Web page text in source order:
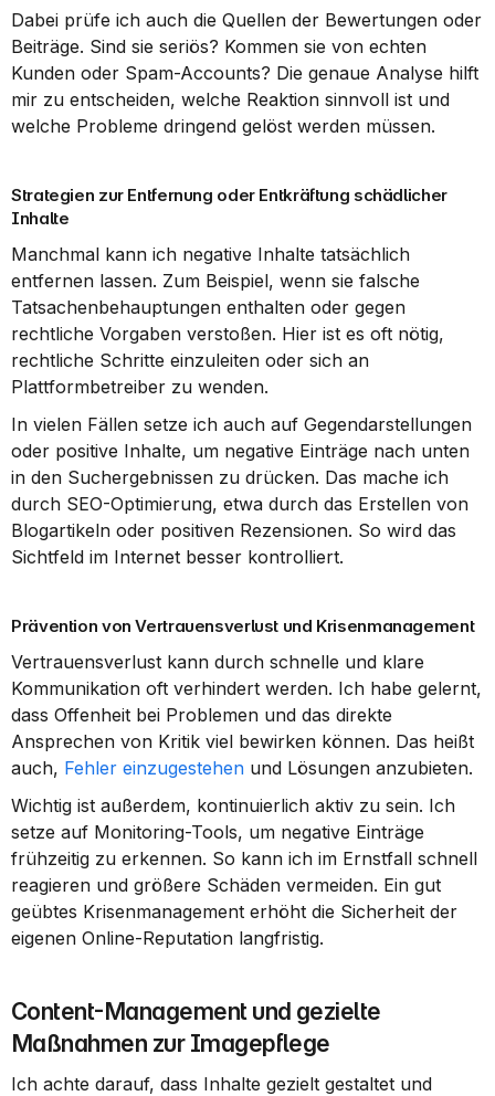
Dabei prüfe ich auch die Quellen der Bewertungen oder
Beiträge. Sind sie seriös? Kommen sie von echten
Kunden oder Spam-Accounts? Die genaue Analyse hilft
mir zu entscheiden, welche Reaktion sinnvoll ist und
welche Probleme dringend gelöst werden müssen.
Strategien zur Entfernung oder Entkräftung schädlicher
Inhalte
Manchmal kann ich negative Inhalte tatsächlich
entfernen lassen. Zum Beispiel, wenn sie falsche
Tatsachenbehauptungen enthalten oder gegen
rechtliche Vorgaben verstoßen. Hier ist es oft nötig,
rechtliche Schritte einzuleiten oder sich an
Plattformbetreiber zu wenden.
In vielen Fällen setze ich auch auf Gegendarstellungen
oder positive Inhalte, um negative Einträge nach unten
in den Suchergebnissen zu drücken. Das mache ich
durch SEO-Optimierung, etwa durch das Erstellen von
Blogartikeln oder positiven Rezensionen. So wird das
Sichtfeld im Internet besser kontrolliert.
Prävention von Vertrauensverlust und Krisenmanagement
Vertrauensverlust kann durch schnelle und klare
Kommunikation oft verhindert werden. Ich habe gelernt,
dass Offenheit bei Problemen und das direkte
Ansprechen von Kritik viel bewirken können. Das heißt
auch, Fehler einzugestehen und Lösungen anzubieten.
Wichtig ist außerdem, kontinuierlich aktiv zu sein. Ich
setze auf Monitoring-Tools, um negative Einträge
frühzeitig zu erkennen. So kann ich im Ernstfall schnell
reagieren und größere Schäden vermeiden. Ein gut
geübtes Krisenmanagement erhöht die Sicherheit der
eigenen Online-Reputation langfristig.
Content-Management und gezielte
Maßnahmen zur Imagepflege
Ich achte darauf, dass Inhalte gezielt gestaltet und